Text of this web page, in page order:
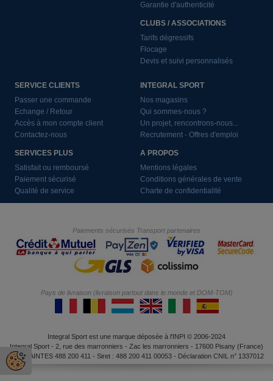
Garantie d'authenticité
CLUBS / ASSOCIATIONS
Tarifs dégressifs
Flocage
Devis et suivi personnalisés
SERVICE CLIENTS
Passer une commande
Echange / Retour
Accès à mon compte client
Contactez-nous
SERVICES PLUS
Satisfait ou remboursé
Paiement sécurisé
Qualité de service
INTEGRAL SPORT
Nos magasins
Qui sommes-nous ?
Un projet, rencontrons-nous...
Recrutement - Offres d'emploi
A PROPOS
Mentions légales
Conditions générales de vente
Charte de confidentialité
Paiements sécurisés Transport partenaires
Pays de livraison (livraison partout dans le monde et DOM-TOM)
Integral Sport est une marque déposée à l'INPI © 2006-2024
Integral Sport - 2, rue des marronniers - Zac les marronniers - 17600 Pisany (France)
RCS SAINTES 488 200 411 - Siret : 488 200 411 00053 - Déclaration CNIL n° 1337012